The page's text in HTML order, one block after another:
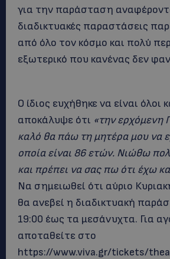
για την παράσταση
διαδικτυακές παραστάσεις
από όλο τον κόσμο και πολύ
εξωτερικό που κανένας δεν
Ο ίδιος ευχήθηκε να είναι όλοι
αποκάλυψε ότι «την ερχόμενη
καλό θα πάω τη μητέρα μου να
οποία είναι 86 ετών. Νιώθω
και πρέπει να σας πω ότι έχω
Να σημειωθεί ότι αύριο
θα ανεβεί η διαδικτυακή
19:00 έως τα μεσάνυχτα. Για
αποταθείτε στο
https://www.viva.gr/tickets/